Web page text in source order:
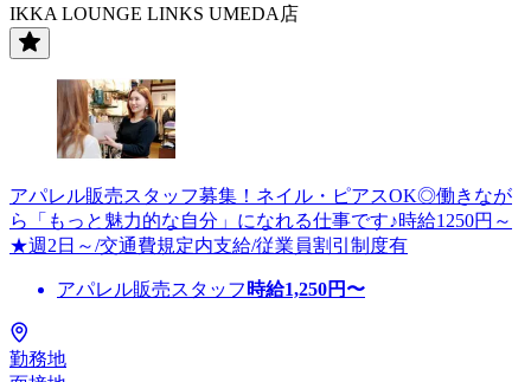
IKKA LOUNGE LINKS UMEDA店
アパレル販売スタッフ募集！ネイル・ピアスOK◎働きなが
ら「もっと魅力的な自分」になれる仕事です♪時給1250円～
★週2日～/交通費規定内支給/従業員割引制度有
アパレル販売スタッフ 時給1,250円〜
勤務地